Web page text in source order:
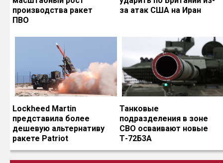
производства ракет
ПВО
за атак США на Иран
Lockheed Martin
представила более
дешевую альтернативу
ракете Patriot
Танковые
подразделения в зоне
СВО осваивают новые
Т-72Б3А